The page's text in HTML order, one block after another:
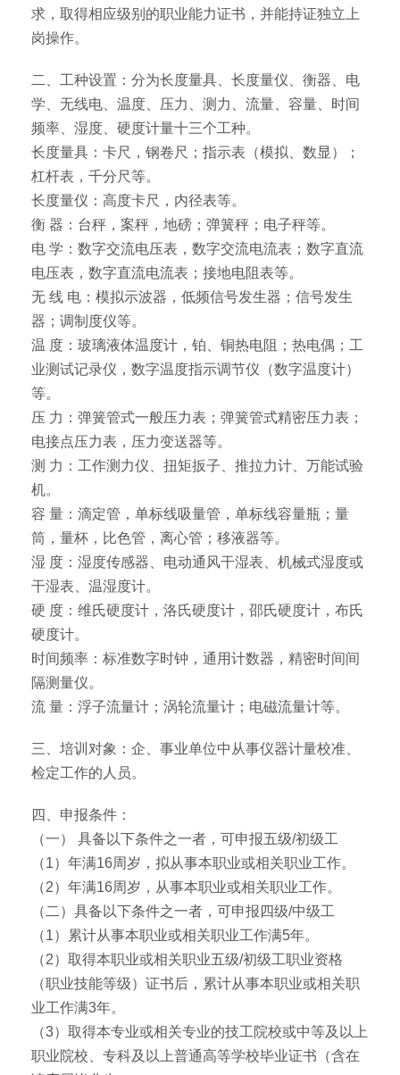
求，取得相应级别的职业能力证书，并能持证独立上
岗操作。
二、工种设置：分为长度量具、长度量仪、衡器、电
学、无线电、温度、压力、测力、流量、容量、时间
频率、湿度、硬度计量十三个工种。
长度量具：卡尺，钢卷尺；指示表（模拟、数显）；
杠杆表，千分尺等。
长度量仪：高度卡尺，内径表等。
衡 器：台秤，案秤，地磅；弹簧秤；电子秤等。
电 学：数字交流电压表，数字交流电流表；数字直流
电压表，数字直流电流表；接地电阻表等。
无 线 电：模拟示波器，低频信号发生器；信号发生
器；调制度仪等。
温 度：玻璃液体温度计，铂、铜热电阻；热电偶；工
业测试记录仪，数字温度指示调节仪（数字温度计）
等。
压 力：弹簧管式一般压力表；弹簧管式精密压力表；
电接点压力表，压力变送器等。
测 力：工作测力仪、扭矩扳子、推拉力计、万能试验
机。
容 量：滴定管，单标线吸量管，单标线容量瓶；量
筒，量杯，比色管，离心管；移液器等。
湿 度：湿度传感器、电动通风干湿表、机械式湿度或
干湿表、温湿度计。
硬 度：维氏硬度计，洛氏硬度计，邵氏硬度计，布氏
硬度计。
时间频率：标准数字时钟，通用计数器，精密时间间
隔测量仪。
流 量：浮子流量计；涡轮流量计；电磁流量计等。
三、培训对象：企、事业单位中从事仪器计量校准、
检定工作的人员。
四、申报条件：
（一） 具备以下条件之一者，可申报五级/初级工
（1）年满16周岁，拟从事本职业或相关职业工作。
（2）年满16周岁，从事本职业或相关职业工作。
（二）具备以下条件之一者，可申报四级/中级工
（1）累计从事本职业或相关职业工作满5年。
（2）取得本职业或相关职业五级/初级工职业资格
（职业技能等级）证书后，累计从事本职业或相关职
业工作满3年。
（3）取得本专业或相关专业的技工院校或中等及以上
职业院校、专科及以上普通高等学校毕业证书（含在